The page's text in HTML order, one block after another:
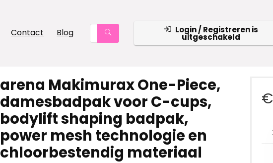
Contact Blog Login / Registreren is
uitgeschakeld
arena Makimurax One-Piece,
damesbadpak voor C-cups,
bodylift shaping badpak,
power mesh technologie en
chloorbestendig materiaal
€